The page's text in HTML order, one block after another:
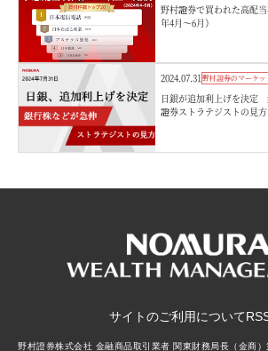
野村證券で買われた高配
年4月～6月）
2024.07.31野村證券のマーケッ
日銀が追加利上げを決
證券ストラテジストの見方
サイトのご利用について
野村證券株式会社 金融商品取引業者 関東財務局長（金商